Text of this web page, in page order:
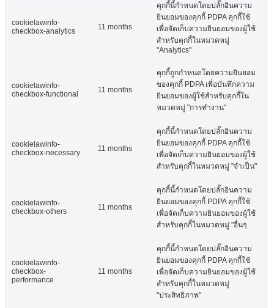
cookielawinfo-
checkbox-analytics
11 months
คุกกี้นี้กำหนดโดยปลั๊กอินความ
ยินยอมของคุกกี้ PDPA คุกกี้ใช้
เพื่อจัดเก็บความยินยอมของผู้ใช้
สำหรับคุกกี้ในหมวดหมู่
"Analytics"
cookielawinfo-
checkbox-functional
11 months
คุกกี้ถูกกำหนดโดยความยินยอม
ของคุกกี้ PDPA เพื่อบันทึกความ
ยินยอมของผู้ใช้สำหรับคุกกี้ใน
หมวดหมู่ "การทำงาน"
cookielawinfo-
checkbox-necessary
11 months
คุกกี้นี้กำหนดโดยปลั๊กอินความ
ยินยอมของคุกกี้ PDPA คุกกี้ใช้
เพื่อจัดเก็บความยินยอมของผู้ใช้
สำหรับคุกกี้ในหมวดหมู่ "จำเป็น"
cookielawinfo-
checkbox-others
11 months
คุกกี้นี้กำหนดโดยปลั๊กอินความ
ยินยอมของคุกกี้ PDPA คุกกี้ใช้
เพื่อจัดเก็บความยินยอมของผู้ใช้
สำหรับคุกกี้ในหมวดหมู่ "อื่นๆ
cookielawinfo-
checkbox-
performance
11 months
คุกกี้นี้กำหนดโดยปลั๊กอินความ
ยินยอมของคุกกี้ PDPA คุกกี้ใช้
เพื่อจัดเก็บความยินยอมของผู้ใช้
สำหรับคุกกี้ในหมวดหมู่
"ประสิทธิภาพ"